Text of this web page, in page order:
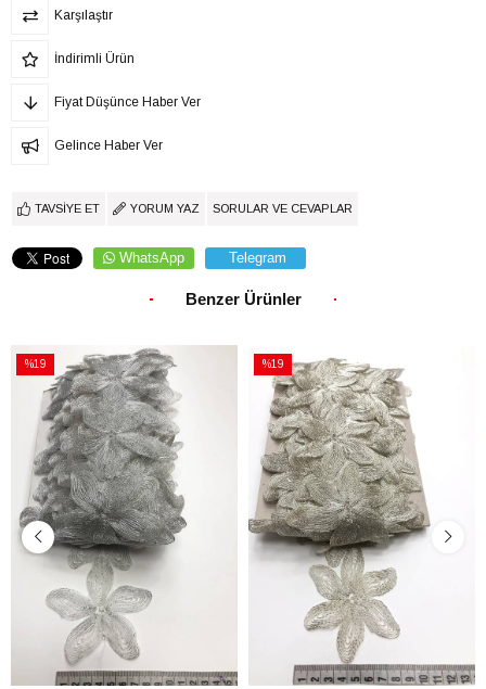
Karşılaştır
İndirimli Ürün
Fiyat Düşünce Haber Ver
Gelince Haber Ver
TAVSIYE ET YORUM YAZ SORULAR VE CEVAPLAR
WhatsApp Telegram
Benzer Ürünler
%19
İndirim
%19İndirim
%19
İndirim
%19İndirim